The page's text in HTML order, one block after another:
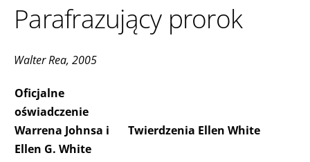
Parafrazujący prorok
Walter Rea, 2005
Oficjalne
oświadczenie
Warrena Johnsa i
Ellen G. White
Twierdzenia Ellen White